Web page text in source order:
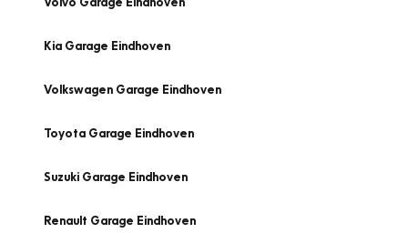
Kia Garage Eindhoven
Volkswagen Garage Eindhoven
Toyota Garage Eindhoven
Suzuki Garage Eindhoven
Renault Garage Eindhoven